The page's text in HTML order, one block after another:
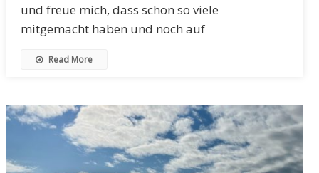
und freue mich, dass schon so viele
mitgemacht haben und noch auf
Read More